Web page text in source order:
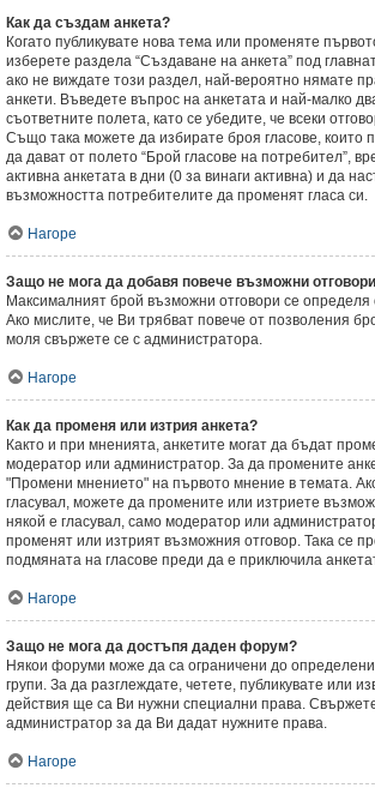
Как да създам анкета?
Когато публикувате нова тема или променяте
изберете раздела “Създаване на анкета” под
ако не виждате този раздел, най-вероятно нямате
анкети. Въведете въпрос на анкетата и най-малко
съответните полета, като се убедите, че всеки
Също така можете да избирате броя гласове, които
да дават от полето “Брой гласове на потребител”,
активна анкетата в дни (0 за винаги активна) и да
възможността потребителите да променят гласа си.
Нагоре
Защо не мога да добавя повече възможни
Максималният брой възможни отговори се
Ако мислите, че Ви трябват повече от позволения
моля свържете се с администратора.
Нагоре
Как да променя или изтрия анкета?
Както и при мненията, анкетите могат да бъдат
модератор или администратор. За да промените
"Промени мнението" на първото мнение в темата.
гласувал, можете да промените или изтриете
някой е гласувал, само модератор или
променят или изтрият възможния отговор. Така се
подмяната на гласове преди да е приключила
Нагоре
Защо не мога да достъпя даден форум?
Някои форуми може да са ограничени до
групи. За да разглеждате, четете, публикувате или
действия ще са Ви нужни специални права.
администратор за да Ви дадат нужните права.
Нагоре